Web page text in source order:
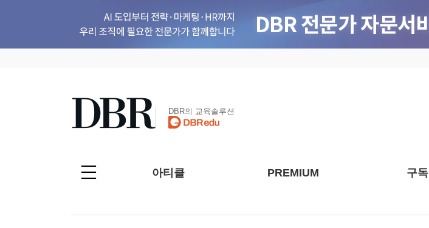
DBR의 교육솔루션
아티클 PREMIUM 구독